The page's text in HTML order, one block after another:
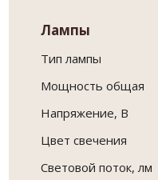
Лампы
Тип лампы
Мощность общая
Напряжение, В
Цвет свечения
Световой поток, лм